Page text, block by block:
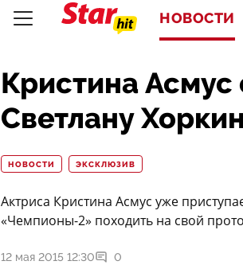
НОВОСТИ
Кристина Асмус
Светлану
НОВОСТИ ЭКСКЛЮЗИВ
Актриса Кристина Асмус уже
«Чемпионы-2» походить на свой
12 мая 2015 12:30 0